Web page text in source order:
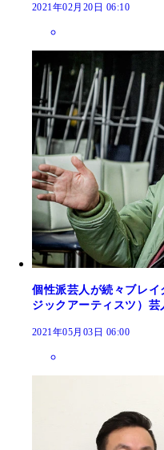
2021年02月20日 06:10
個性派芸人が続々ブレ
ジックアーティスツ）芸
2021年05月03日 06:00